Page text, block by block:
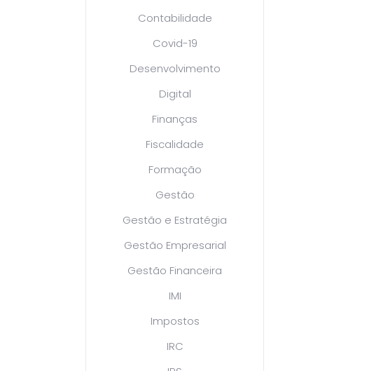
Contabilidade
Covid-19
Desenvolvimento
Digital
Finanças
Fiscalidade
Formação
Gestão
Gestão e Estratégia
Gestão Empresarial
Gestão Financeira
IMI
Impostos
IRC